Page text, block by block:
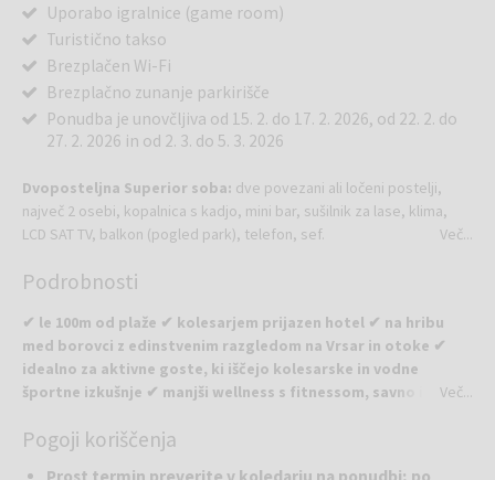
Uporabo igralnice (game room)
Turistično takso
Brezplačen Wi-Fi
Brezplačno zunanje parkirišče
Ponudba je unovčljiva od 15. 2. do 17. 2. 2026, od 22. 2. do
27. 2. 2026 in od 2. 3. do 5. 3. 2026
Dvoposteljna Superior soba: dve povezani ali ločeni postelji,
največ 2 osebi, kopalnica s kadjo, mini bar, sušilnik za lase, klima,
LCD SAT TV, balkon (pogled park), telefon, sef.
Več...
Podrobnosti
✔ le 100m od plaže ✔ kolesarjem prijazen hotel ✔ na hribu
med borovci z edinstvenim razgledom na Vrsar in otoke ✔
idealno za aktivne goste, ki iščejo kolesarske in vodne
športne izkušnje ✔ manjši wellness s fitnessom, savno in
Več...
Pogoji koriščenja